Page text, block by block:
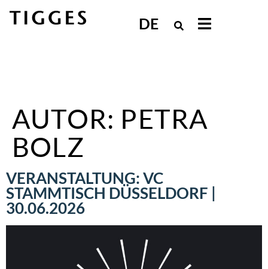
DE
AUTOR: PETRA
BOLZ
VERANSTALTUNG: VC
STAMMTISCH DÜSSELDORF |
30.06.2026